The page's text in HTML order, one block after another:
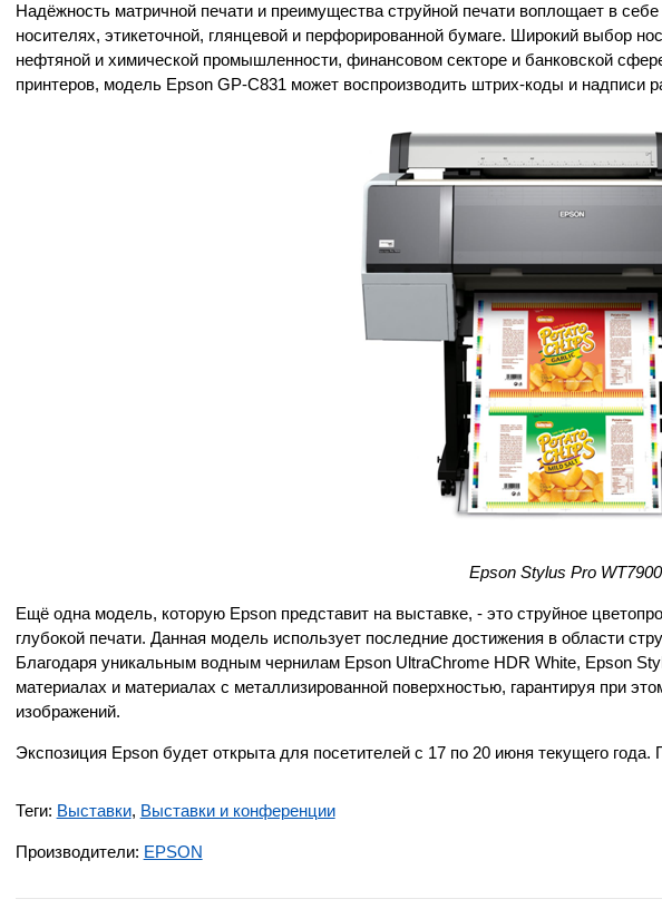
Надёжность матричной печати и преимущества струйной печати воплощает в себе
носителях, этикеточной, глянцевой и перфорированной бумаге. Широкий выбор
нефтяной и химической промышленности, финансовом секторе и банковской
принтеров, модель Epson GP-C831 может воспроизводить штрих-коды и
Epson Stylus Pro WT7900
Ещё одна модель, которую Epson представит на выставке, - это струйное
глубокой печати. Данная модель использует последние достижения в области
Благодаря уникальным водным чернилам Epson UltraChrome HDR White, Epson
материалах и материалах с металлизированной поверхностью, гарантируя при
изображений.
Экспозиция Epson будет открыта для посетителей с 17 по 20 июня текущего
Теги: Выставки, Выставки и конференции
Производители: EPSON